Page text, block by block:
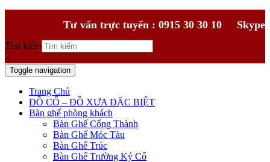
Tư vấn trực tuyến : 0915 30 30 10 Skype
Tìm kiếm
×
Toggle navigation
Trang Chủ
ĐỒ CỔ – ĐỒ XƯA ĐẶC BIỆT
Bàn ghế phòng khách
Bàn Ghế Cổng Thành
Bàn Ghế Móc Tàu
Bàn Ghế Trúc
Bàn Ghế Trường Kỷ Cổ